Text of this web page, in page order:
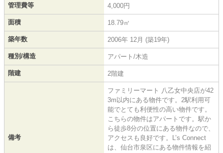
管理費等 4,000円
面積 18.79㎡
築年数 2006年 12月 (築19年)
種別/構造 アパート/木造
階建 2階建
備考
ファミリーマート 八乙女中央店が42
3m以内にある物件です。2駅利用可
能でとても利便性の高い物件です。
こちらの物件はアパートです。駅か
ら徒歩8分の位置にある物件なので、
アクセスも良好です。L’s Connect ​
は、仙台市泉区にある物件情報を紹